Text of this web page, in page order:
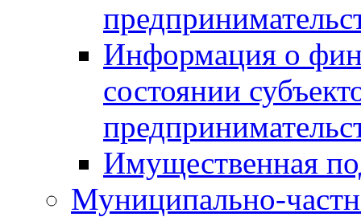
Информация о
состоянии
Имущественная
Муниципально-